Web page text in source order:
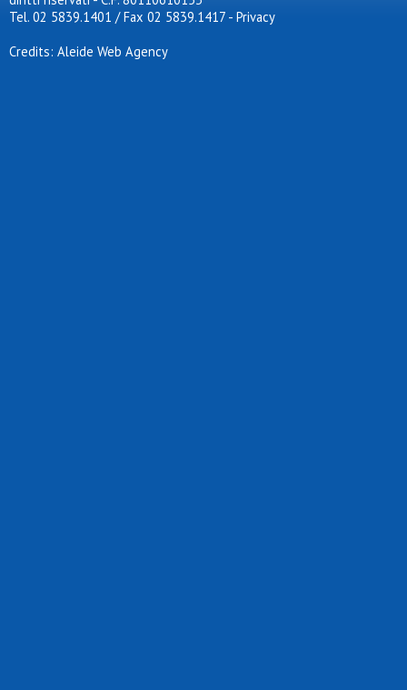
Tel. 02 5839.1401 / Fax 02 5839.1417 - Privacy
Credits: Aleide Web Agency